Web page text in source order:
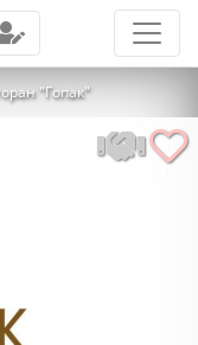
"Гопак"